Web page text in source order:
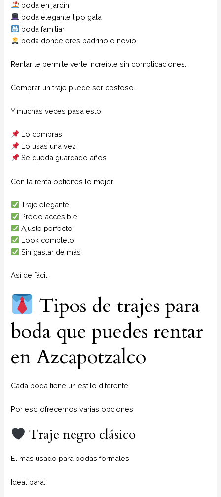
boda en jardín
boda elegante tipo gala
boda familiar
boda donde eres padrino o novio
Rentar te permite verte increíble sin complicaciones.
Comprar un traje puede ser costoso.
Y muchas veces pasa esto:
Lo compras
Lo usas una vez
Se queda guardado años
Con la renta obtienes lo mejor:
Traje elegante
Precio accesible
Ajuste perfecto
Look completo
Sin gastar de más
Así de fácil.
Tipos de trajes para
boda que puedes rentar
en Azcapotzalco
Cada boda tiene un estilo diferente.
Por eso ofrecemos varias opciones:
Traje negro clásico
El más usado para bodas formales.
Ideal para: